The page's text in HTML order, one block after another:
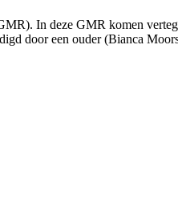
In deze GMR komen
door een ouder (Bianca